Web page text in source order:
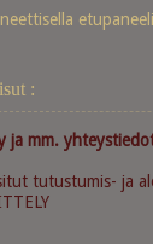
:
ja mm.
tutustumis- ja